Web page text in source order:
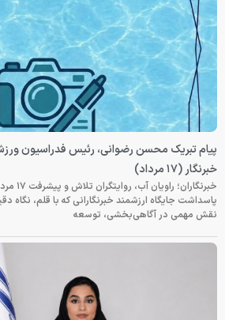
پیام تبریک محسن رضوانی، رئیس فدراسیون
خبرنگار (۱۷ مرداد)
خبرنگاران؛
پاسداشت جایگاه ارزشمند خبرنگارانی که با قلم، نگاه
نقش مهمی در آگاهی‌بخشی، توسعه